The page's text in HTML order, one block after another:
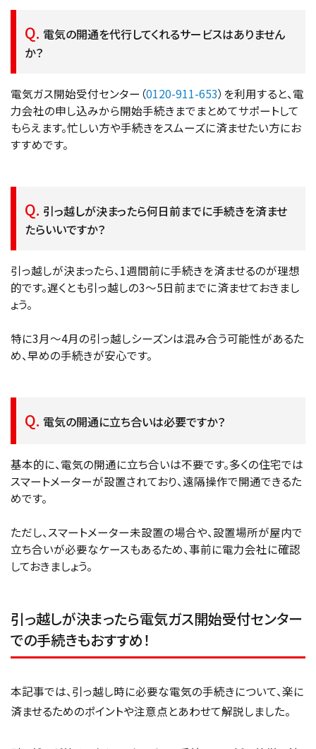
電気の開通を代行してくれるサービスはありません
か？
電気ガス開始受付センター（0120-911-653）を利用すると、電
力会社の申し込みから開始手続きまでまとめてサポートして
もらえます。忙しい方や手続きをスムーズに済ませたい方にお
すすめです。
引っ越しが決まったら何日前までに手続きを済ませ
たらいいですか？
引っ越しが決まったら、1週間前に手続きを済ませるのが理想
的です。遅くとも引っ越しの3〜5日前までに済ませておきまし
ょう。
特に3月～4月の引っ越しシーズンは混み合う可能性があるた
め、早めの手続きが安心です。
電気の開通に立ち合いは必要ですか？
基本的に、電気の開通に立ち合いは不要です。多くの住宅では
スマートメーターが設置されており、遠隔操作で開通できるた
めです。
ただし、スマートメーター未設置の場合や、設置場所が屋内で
立ち合いが必要なケースもあるため、事前に電力会社に確認
しておきましょう。
引っ越しが決まったら電気ガス開始受付センター
での手続きもおすすめ！
本記事では、引っ越し時に必要な電気の手続きについて、楽に
済ませるためのポイントや注意点とあわせて解説しました。